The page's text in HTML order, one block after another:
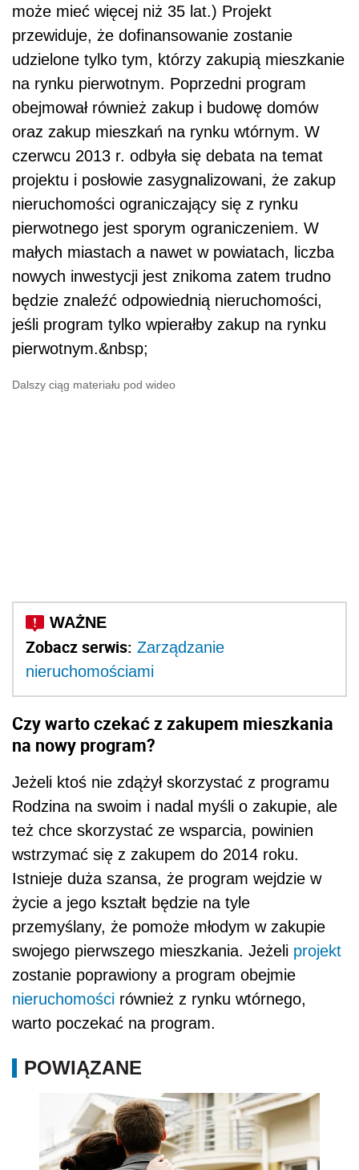
może mieć więcej niż 35 lat.) Projekt
przewiduje, że dofinansowanie zostanie
udzielone tylko tym, którzy zakupią mieszkanie
na rynku pierwotnym. Poprzedni program
obejmował również zakup i budowę domów
oraz zakup mieszkań na rynku wtórnym. W
czerwcu 2013 r. odbyła się debata na temat
projektu i posłowie zasygnalizowani, że zakup
nieruchomości ograniczający się z rynku
pierwotnego jest sporym ograniczeniem. W
małych miastach a nawet w powiatach, liczba
nowych inwestycji jest znikoma zatem trudno
będzie znaleźć odpowiednią nieruchomości,
jeśli program tylko wpierałby zakup na rynku
pierwotnym.&nbsp;
Dalszy ciąg materiału pod wideo
Zobacz serwis: Zarządzanie
nieruchomościami
Czy warto czekać z zakupem mieszkania
na nowy program?
Jeżeli ktoś nie zdążył skorzystać z programu
Rodzina na swoim i nadal myśli o zakupie, ale
też chce skorzystać ze wsparcia, powinien
wstrzymać się z zakupem do 2014 roku.
Istnieje duża szansa, że program wejdzie w
życie a jego kształt będzie na tyle
przemyślany, że pomoże młodym w zakupie
swojego pierwszego mieszkania. Jeżeli projekt
zostanie poprawiony a program obejmie
nieruchomości również z rynku wtórnego,
warto poczekać na program.
POWIĄZANE